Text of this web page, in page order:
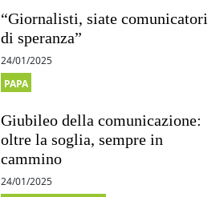
“Giornalisti, siate comunicatori
di speranza”
24/01/2025
PAPA
Giubileo della comunicazione:
oltre la soglia, sempre in
cammino
24/01/2025